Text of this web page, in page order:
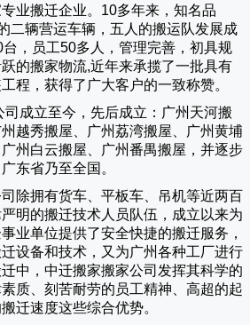
业搬迁企业。10多年来，知名品
二辆营运车辆，五人的搬运队发展成
，员工50多人，管理完善，初具规
的搬家物流,近年来承揽了一批具有
程，获得了广大客户的一致称赞。
司成立至今，先后成立：广州天河搬
越秀搬屋、广州荔湾搬屋、广州黄埔
州白云搬屋、广州番禺搬屋，并逐步
东省乃至全国。
除拥有货车、平板车、吊机等近两百
明的搬迁技术人员队伍，成立以来为
业单位提供了安全快捷的搬迁服务，
设备和技术，又为广州各种工厂进行
中， 中迁搬家搬家公司发挥其科学的
质、刻苦耐劳的员工精神、高超的起
迁速度这些综合优势。